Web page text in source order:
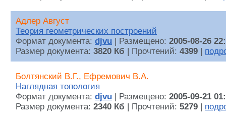
Адлер Август
Теория геометрических построений
Формат документа: djvu | Размещено: 2005-08-26
Размер документа: 3820 Кб | Прочтений: 4399
Болтянский В.Г., Ефремович В.А.
Наглядная топология
Формат документа: djvu | Размещено: 2005-09-21
Размер документа: 2340 Кб | Прочтений: 5279